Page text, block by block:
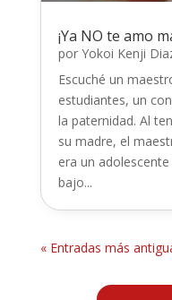
¡Ya NO te amo
por Yokoi Kenji
Escuché un
estudiantes, un
la paternidad. Al
su madre, el
era un
bajo...
« Entradas más